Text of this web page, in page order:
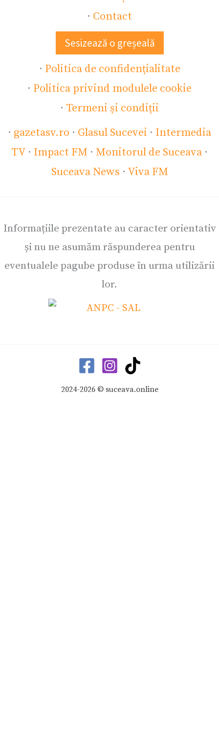
· Contact
Sesizează o greșeală
· Politica de confidențialitate
· Politica privind modulele cookie
· Termeni și condiții
· gazetasv.ro · Glasul Sucevei · Intermedia
TV · Impact FM · Monitorul de Suceava ·
Suceava News · Viva FM
Informațiile prezentate au caracter orientativ
și nu ne asumăm răspunderea pentru
eventualele pagube produse în urma utilizării
lor.
2024-2026 © suceava.online